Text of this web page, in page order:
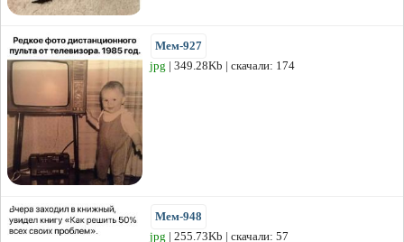
Мем-927
jpg | 349.28Kb | скачали: 174
Мем-948
jpg | 255.73Kb | скачали: 57